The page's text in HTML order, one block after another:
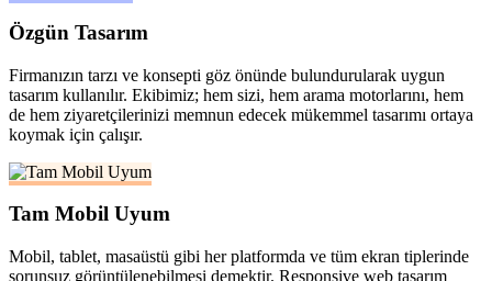
Özgün Tasarım
Firmanızın tarzı ve konsepti göz önünde bulundurularak uygun
tasarım kullanılır. Ekibimiz; hem sizi, hem arama motorlarını, hem
de hem ziyaretçilerinizi memnun edecek mükemmel tasarımı ortaya
koymak için çalışır.
Tam Mobil Uyum
Mobil, tablet, masaüstü gibi her platformda ve tüm ekran tiplerinde
sorunsuz görüntülenebilmesi demektir. Responsive web tasarım